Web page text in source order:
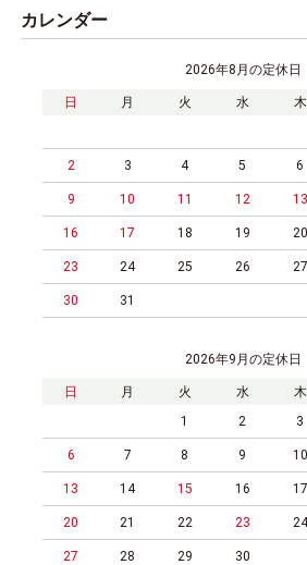
カレンダー
2026年8月の定休日
日 月 火 水 木
2 3 4 5 6
9 10 11 12 13
16 17 18 19 20
23 24 25 26 27
30 31
2026年9月の定休日
日 月 火 水 木
1
2 3
6 7 8 9 10
13 14 15 16 17
20 21 22 23 24
27 28 29 30